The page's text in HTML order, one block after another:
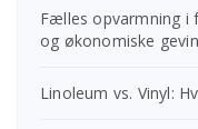
Fælles opvarmning i
og økonomiske
Linoleum vs. Vinyl: